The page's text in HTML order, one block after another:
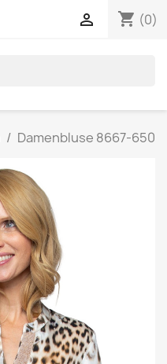
shopping_cart (0)

Damenbluse 8667-650